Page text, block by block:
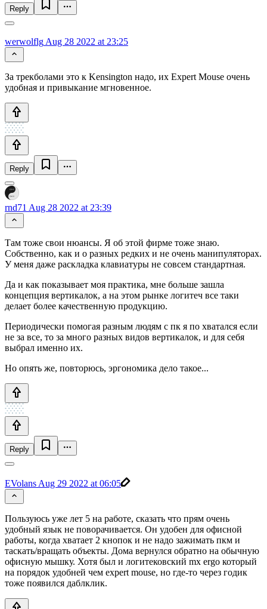
Reply
werwolflg Aug 28 2022 at 23:25
За трекболами это к Kensington надо, их Expert Mouse очень
удобная и привыкание мгновенное.
Reply
rnd71 Aug 28 2022 at 23:39
Там тоже свои нюансы. Я об этой фирме тоже знаю.
Собственно, как и о разных редких и не очень манипуляторах.
У меня даже раскладка клавиатуры не совсем стандартная.
Да и как показывает моя практика, мне больше зашла
концепция вертикалок, а на этом рынке логитеч все таки
делает более качественную продукцию.
Периодически помогая разным людям с пк я по хватался если
не за все, то за много разных видов вертикалок, и для себя
выбрал именно их.
Но опять же, повторюсь, эргономика дело такое...
Reply
EVolans Aug 29 2022 at 06:05
Пользуюсь уже лет 5 на работе, сказать что прям очень
удобный язык не поворачивается. Он удобен для офисной
работы, когда хватает 2 кнопок и не надо зажимать пкм и
таскать/вращать объекты. Дома вернулся обратно на обычную
офисную мышку. Хотя был и логитековский mx ergo который
на порядок удобней чем expert mouse, но где-то через годик
тоже появился даблклик.